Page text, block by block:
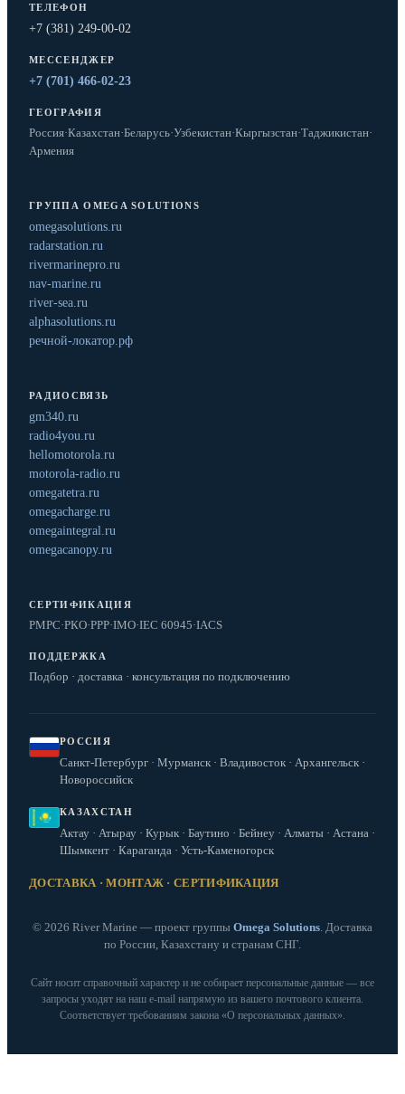
ТЕЛЕФОН
+7 (381) 249-00-02
МЕССЕНДЖЕР
+7 (701) 466-02-23
ГЕОГРАФИЯ
Россия·Казахстан·Беларусь·Узбекистан·Кыргызстан·Таджикистан·
Армения
ГРУППА OMEGA SOLUTIONS
omegasolutions.ru
radarstation.ru
rivermarinepro.ru
nav-marine.ru
river-sea.ru
alphasolutions.ru
речной-локатор.рф
РАДИОСВЯЗЬ
gm340.ru
radio4you.ru
hellomotorola.ru
motorola-radio.ru
omegatetra.ru
omegacharge.ru
omegaintegral.ru
omegacanopy.ru
СЕРТИФИКАЦИЯ
РМРС·РКО·РРР·IMO·IEC 60945·IACS
ПОДДЕРЖКА
Подбор · доставка · консультация по подключению
РОССИЯ
Санкт-Петербург · Мурманск · Владивосток · Архангельск ·
Новороссийск
КАЗАХСТАН
Актау · Атырау · Курык · Баутино · Бейнеу · Алматы · Астана ·
Шымкент · Караганда · Усть-Каменогорск
ДОСТАВКА · МОНТАЖ · СЕРТИФИКАЦИЯ
© 2026 River Marine — проект группы Omega Solutions. Доставка
по России, Казахстану и странам СНГ.
Сайт носит справочный характер и не собирает персональные данные — все
запросы уходят на наш e‑mail напрямую из вашего почтового клиента.
Соответствует требованиям закона «О персональных данных».